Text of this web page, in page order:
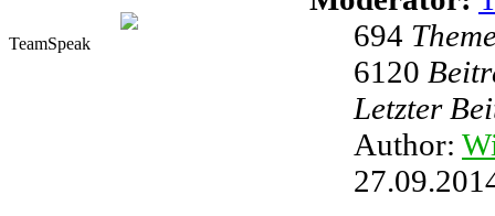
TeamSpeak
694
6120
Letzter
Author: